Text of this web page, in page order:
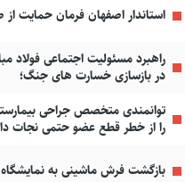
استاندار اصفهان فرمان حمایت
راهبرد مسئولیت اجتماعی فولاد
در بازسازی خسارت های جنگ؛
را از خطر قطع عضو حتمی نجات
بازگشت فرش ماشینی به